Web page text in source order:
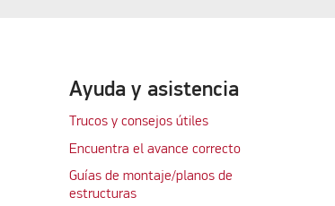
Ayuda y asistencia
Trucos y consejos útiles
Encuentra el avance correcto
Guías de montaje/planos de
estructuras